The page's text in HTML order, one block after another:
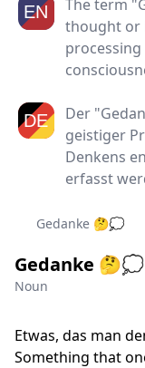
The term
thought or
processing
Der
geistiger
Denkens
erfasst
Gedanke 🤔💭
Gedanke
Noun
Etwas, das man
Something that